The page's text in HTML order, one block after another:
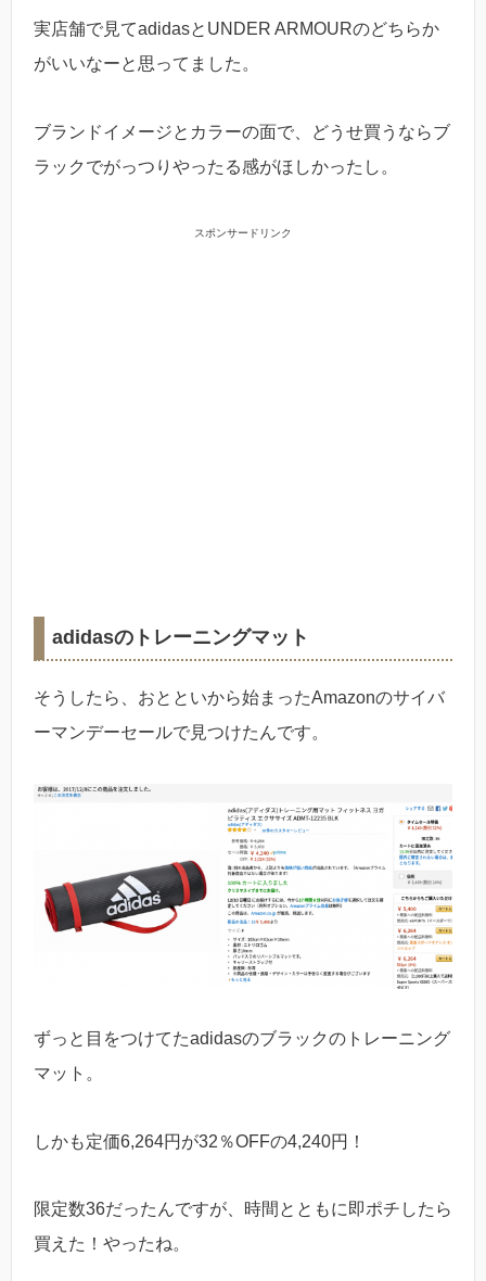
実店舗で見てadidasとUNDER ARMOURのどちらか
がいいなーと思ってました。
ブランドイメージとカラーの面で、どうせ買うならブ
ラックでがっつりやったる感がほしかったし。
スポンサードリンク
adidasのトレーニングマット
そうしたら、おとといから始まったAmazonのサイバ
ーマンデーセールで見つけたんです。
ずっと目をつけてたadidasのブラックのトレーニング
マット。
しかも定価6,264円が32％OFFの4,240円！
限定数36だったんですが、時間とともに即ポチしたら
買えた！やったね。